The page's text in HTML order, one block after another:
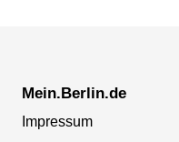
Mein.Berlin.de
Impressum